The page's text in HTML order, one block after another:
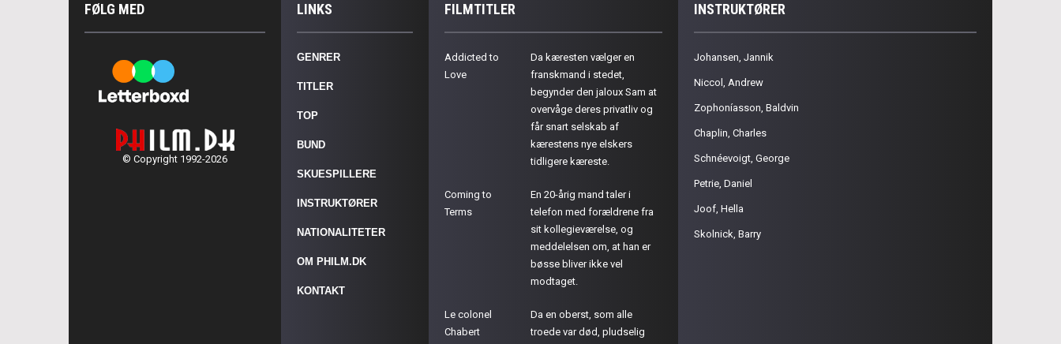
FØLG MED
© Copyright 1992-2026
LINKS
GENRER
TITLER
TOP
BUND
SKUESPILLERE
INSTRUKTØRER
NATIONALITETER
OM PHILM.DK
KONTAKT
FILMTITLER
Addicted to
Love
Da kæresten vælger en
franskmand i stedet,
begynder den jaloux Sam at
overvåge deres privatliv og
får snart selskab af
kærestens nye elskers
tidligere kæreste.
Coming to
Terms
En 20-årig mand taler i
telefon med forældrene fra
sit kollegieværelse, og
meddelelsen om, at han er
bøsse bliver ikke vel
modtaget.
Le colonel
Chabert
Da en oberst, som alle
troede var død, pludselig
INSTRUKTØRER
Johansen, Jannik
Niccol, Andrew
Zophoníasson, Baldvin
Chaplin, Charles
Schnéevoigt, George
Petrie, Daniel
Joof, Hella
Skolnick, Barry